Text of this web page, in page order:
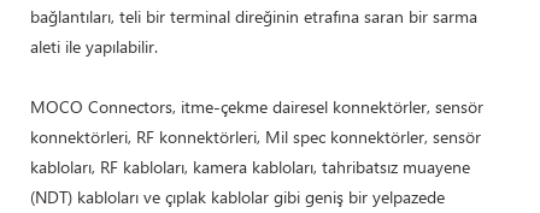
bağlantıları, teli bir terminal direğinin etrafına saran bir sarma
aleti ile yapılabilir.
MOCO Connectors, itme-çekme dairesel konnektörler, sensör
konnektörleri, RF konnektörleri, Mil spec konnektörler, sensör
kabloları, RF kabloları, kamera kabloları, tahribatsız muayene
(NDT) kabloları ve çıplak kablolar gibi geniş bir yelpazede